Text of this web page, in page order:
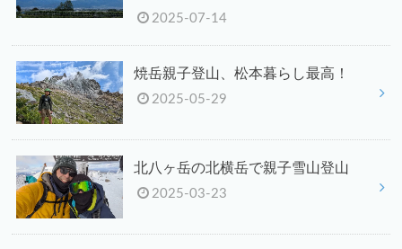
2025-07-14
焼岳親子登山、松本暮らし最高！
2025-05-29
北八ヶ岳の北横岳で親子雪山登山
2025-03-23